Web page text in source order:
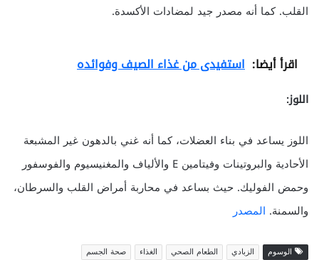
القلب. كما أنه مصدر جيد لمضادات الأكسدة.
اقرأ أيضا: استفيدى من غذاء الصيف وفوائده
اللوز:
اللوز يساعد في بناء العضلات، كما أنه غني بالدهون غير المشبعة
الأحادية والبروتينات وفيتامين E والألياف والمغنيسيوم والفوسفور
وحمض الفوليك. حيث بساعد في محاربة أمراض القلب والسرطان،
والسمنة. المصدر
الوسوم الزبادي الطعام الصحي الغذاء صحة الجسم